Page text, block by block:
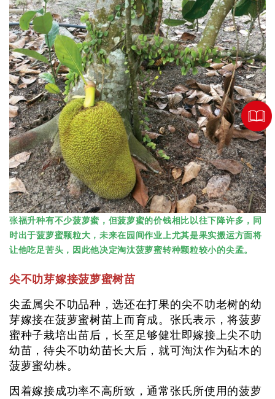
张福升种有不少菠萝蜜，但菠萝蜜的价钱相比以往下降许多，同
时出于菠萝蜜颗粒大，未来在园间作业上尤其是果实搬运方面将
让他吃足苦头，因此他决定淘汰菠萝蜜转种颗粒较小的尖孟。
尖不叻芽嫁接菠萝蜜树苗
尖孟属尖不叻品种，选还在打果的尖不叻老树的幼
芽嫁接在菠萝蜜树苗上而育成。张氏表示，将菠萝
蜜种子栽培出苗后，长至足够健壮即嫁接上尖不叻
幼苗，待尖不叻幼苗长大后，就可淘汰作为砧木的
菠萝蜜幼株。
因着嫁接成功率不高所致，通常张氏所使用的菠萝